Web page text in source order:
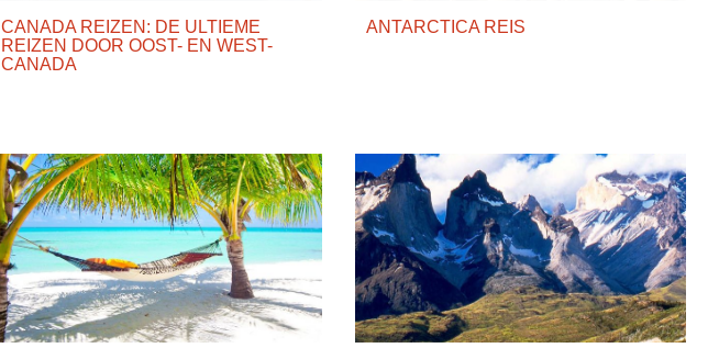
CANADA REIZEN: DE ULTIEME
REIZEN DOOR OOST- EN WEST-
CANADA
ANTARCTICA REIS